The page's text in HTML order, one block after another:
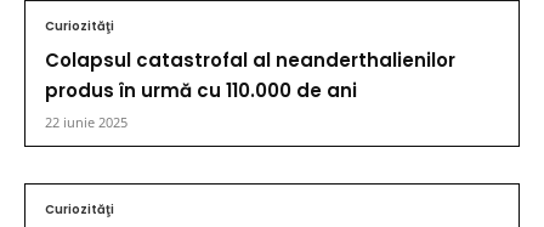
Curiozităţi
Colapsul catastrofal al neanderthalienilor
produs în urmă cu 110.000 de ani
22 iunie 2025
Curiozităţi